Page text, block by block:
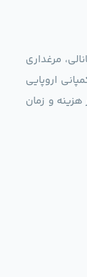
مرغداری
اروپایی
جویی در هزینه و زمان